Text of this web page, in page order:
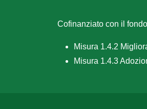
Cofinanziato con il
Misura 1.4.2
Misura 1.4.3